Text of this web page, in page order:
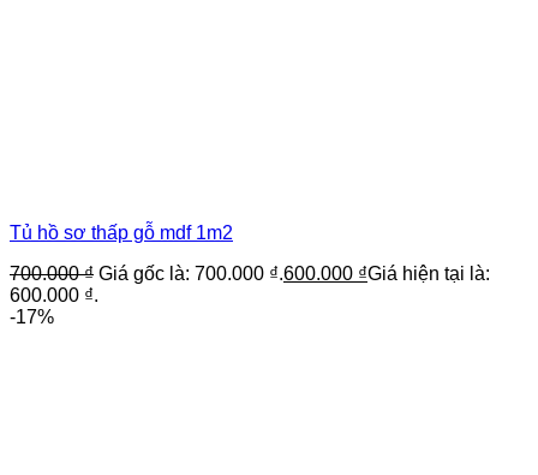
Tủ hồ sơ thấp gỗ mdf 1m2
700.000₫ Giá gốc là: 700.000 ₫.600.000 ₫Giá hiện tại là:
600.000 ₫.
-17%